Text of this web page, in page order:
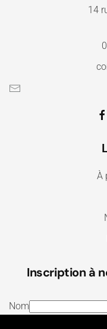
14
À
Inscription à
Nom